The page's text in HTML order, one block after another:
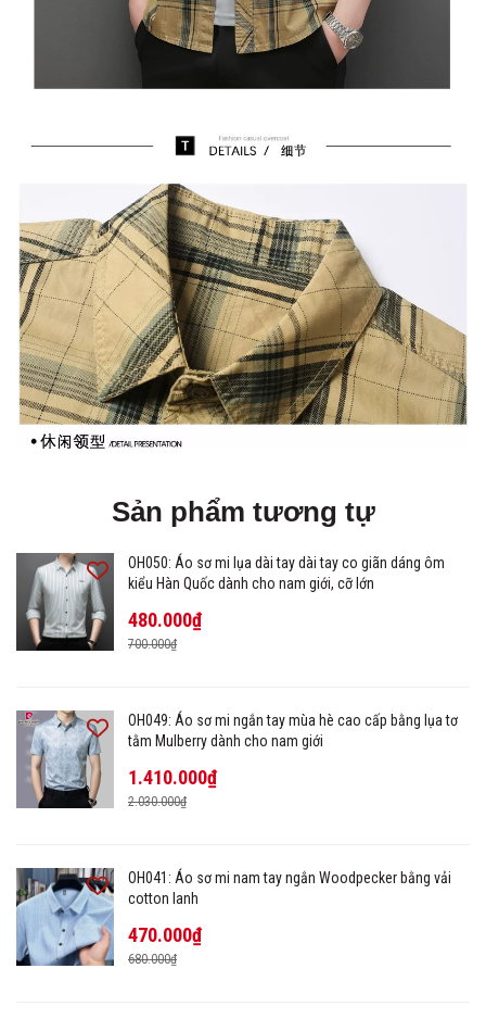
Sản phẩm tương tự
OH050: Áo sơ mi lụa dài tay dài tay co giãn dáng ôm
kiểu Hàn Quốc dành cho nam giới, cỡ lớn
480.000₫
700.000₫
OH049: Áo sơ mi ngắn tay mùa hè cao cấp bằng lụa tơ
tằm Mulberry dành cho nam giới
1.410.000₫
2.030.000₫
OH041: Áo sơ mi nam tay ngắn Woodpecker bằng vải
cotton lanh
470.000₫
680.000₫